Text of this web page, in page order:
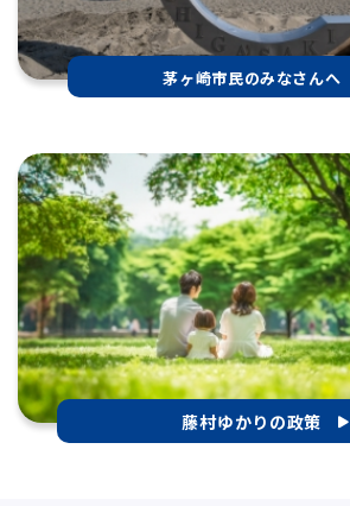
茅ヶ崎市民のみなさんへ
藤村ゆかりの政策